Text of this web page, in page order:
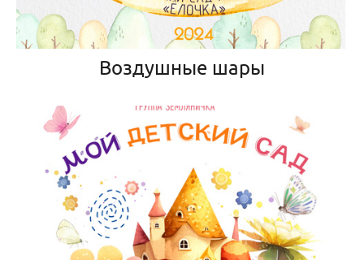
Воздушные шары